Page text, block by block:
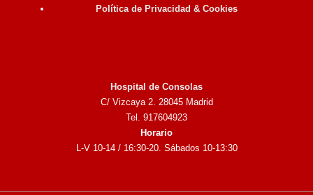
Política de Privacidad & Cookies
Hospital de Consolas
C/ Vizcaya 2. 28045 Madrid
Tel. 917604923
Horario
L-V 10-14 / 16:30-20. Sábados 10-13:30